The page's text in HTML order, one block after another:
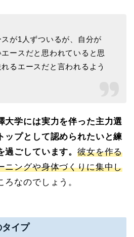
スが1人ずついるが、自分が
ースだと思われていると思
るエースだと言われるよう
大学には実力を伴った主力選
ップとして認められたいと練
過ごしています。彼女を作る
ニングや身体づくりに集中し
ろなのでしょう。
イプ